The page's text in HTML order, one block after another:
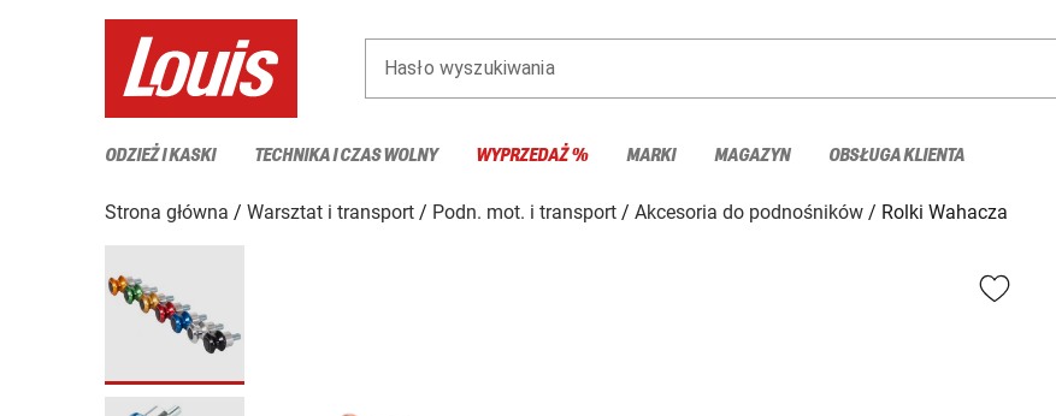
Hasło wyszukiwania
ODZIEŻ I KASKI TECHNIKA I CZAS WOLNY WYPRZEDAŻ % MARKI MAGAZYN OBSŁUGA KLIENTA
Strona główna Warsztat i transport Podn. mot. i transport Akcesoria do podnośników
Rolki Wahacza